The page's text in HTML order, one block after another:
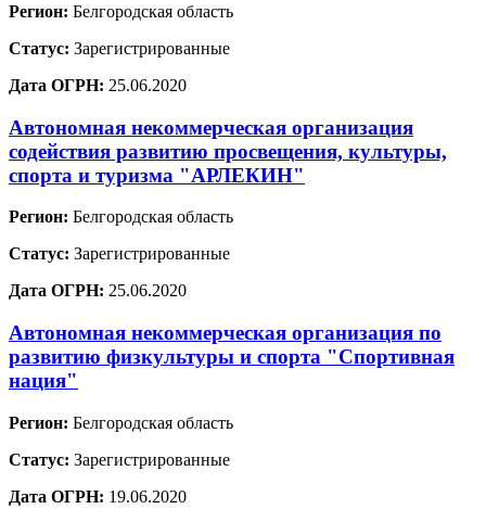
Регион: Белгородская область
Статус: Зарегистрированные
Дата ОГРН: 25.06.2020
Автономная некоммерческая организация
содействия развитию просвещения, культуры,
спорта и туризма "АРЛЕКИН"
Регион: Белгородская область
Статус: Зарегистрированные
Дата ОГРН: 25.06.2020
Автономная некоммерческая организация по
развитию физкультуры и спорта "Спортивная
нация"
Регион: Белгородская область
Статус: Зарегистрированные
Дата ОГРН: 19.06.2020